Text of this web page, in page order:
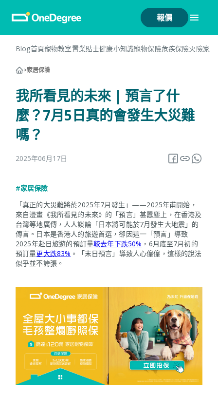
報價
Blog首頁寵物教室置業貼士健康小知識寵物保險危疾保險火險家
>家居保險
我所看見的未來 | 預言了什
麼？7月5日真的會發生大災難
嗎？
2025年06月17日
#家居保險
「真正的大災難將於2025年7月發生」——2025年甫開始，
來自漫畫《我所看見的未來》的「預言」甚囂塵上，在香港及
台灣等地廣傳，人人談論「日本將可能於7月發生大地震」的
傳言。日本是香港人的旅遊首選，卻因這一「預言」導致
2025年赴日旅遊的預訂量較去年下跌50% ，6月底至7月初的
預訂量更大跌83% 。「末日預言」導致人心偟偟，這樣的說法
似乎並不誇張。